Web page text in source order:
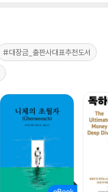
#대장금_출판사대표추천도서